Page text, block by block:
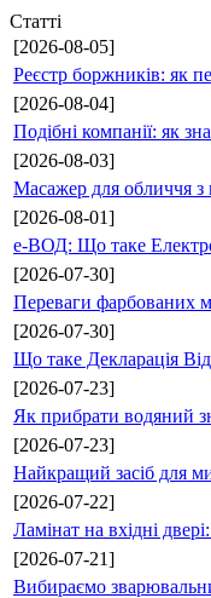
Статті
[2026-08-05]
Реєстр боржників: як
[2026-08-04]
Подібні компанії: як
[2026-08-03]
Масажер для обличчя з
[2026-08-01]
е-ВОД: Що таке
[2026-07-30]
Переваги фарбованих
[2026-07-30]
Що таке Декларація
[2026-07-23]
Як прибрати водяний
[2026-07-23]
Найкращий засіб для
[2026-07-22]
Ламінат на вхідні
[2026-07-21]
Вибираємо